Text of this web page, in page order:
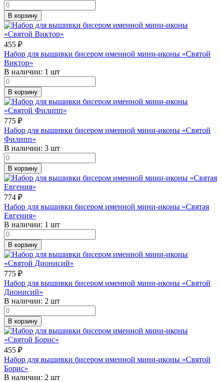
В корзину
455 ₽
Набор для вышивки бисером именной мини-иконы «Святой
Виктор»
В наличии: 1 шт
В корзину
775 ₽
Набор для вышивки бисером именной мини-иконы «Святой
Филипп»
В наличии: 3 шт
В корзину
774 ₽
Набор для вышивки бисером именной мини-иконы «Святая
Евгения»
В наличии: 1 шт
В корзину
775 ₽
Набор для вышивки бисером именной мини-иконы «Святой
Дионисий»
В наличии: 2 шт
В корзину
455 ₽
Набор для вышивки бисером именной мини-иконы «Святой
Борис»
В наличии: 2 шт